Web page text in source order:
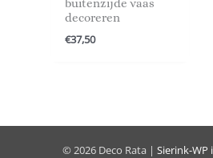
buitenzijde vaas
decoreren
€37,50
© 2026 Deco Rata | Sierink-WP